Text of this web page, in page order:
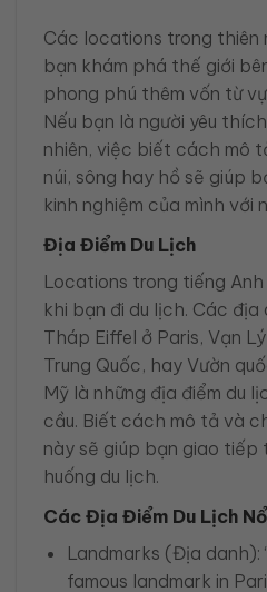
Các locations trong thiên
bạn khám phá thế giới
phong phú thêm vốn từ
Nếu bạn là người yêu
nhiên, việc biết cách mô
núi, sông hay hồ sẽ giúp
kinh nghiệm của mình với
Địa Điểm Du Lịch
Locations trong tiếng
khi bạn đi du lịch. Các địa
Tháp Eiffel ở Paris, Vạn
Trung Quốc, hay Vườn
Mỹ là những địa điểm du
cầu. Biết cách mô tả và
này sẽ giúp bạn giao
huống du lịch.
Các Địa Điểm Du Lịch
Landmarks (Địa danh):
famous landmark in